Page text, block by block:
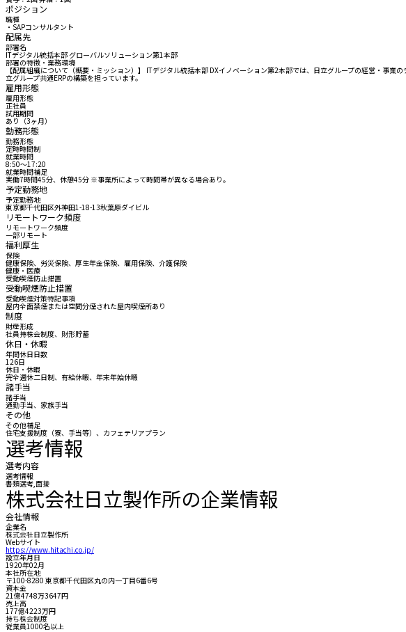
ポジション
職種
・SAPコンサルタント
配属先
部署名
ITデジタル統括本部 グローバルソリューション第1本部
部署の特徴・業務環境
【配属組織について（概要・ミッション）】 ITデジタル統括本部 DXイノベーション第2本部では、日立グループの経営・事
立グループ共通ERPの構築を担っています。
雇用形態
雇用形態
正社員
試用期間
あり（3ヶ月）
勤務形態
勤務形態
定時時間制
就業時間
8:50〜17:20
就業時間補足
実働7時間45分、休憩45分 ※事業所によって時間帯が異なる場合あり。
予定勤務地
予定勤務地
東京都千代田区外神田1-18-13秋葉原ダイビル
リモートワーク頻度
リモートワーク頻度
一部リモート
福利厚生
保険
健康保険、労災保険、厚生年金保険、雇用保険、介護保険
健康・医療
受動喫煙防止措置
受動喫煙防止措置
受動喫煙対策特記事項
屋内全面禁煙または空間分煙された屋内喫煙所あり
制度
財産形成
社員持株会制度、財形貯蓄
休日・休暇
年間休日日数
126日
休日・休暇
完全週休二日制、有給休暇、年末年始休暇
諸手当
諸手当
通勤手当、家族手当
その他
その他補足
住宅支援制度（寮、手当等）、カフェテリアプラン
選考情報
選考内容
選考情報
書類選考,面接
株式会社日立製作所の企業情報
会社情報
企業名
株式会社日立製作所
Webサイト
https://www.hitachi.co.jp/
設立年月日
1920年02月
本社所在地
〒100-8280 東京都千代田区丸の内一丁目6番6号
資本金
21億4748万3647円
売上高
177億4223万円
持ち株会制度
従業員1000名以上